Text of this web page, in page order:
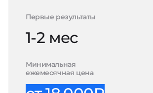
Первые результаты
1-2 мес
Минимальная
ежемесячная цена